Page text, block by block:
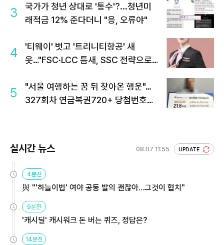
3
국가가 청년 상대로 '통수'?...청년미
래적금 12% 준다더니 "응, 오류야"
4
'티웨이' 벗고 '트리니티항공' 새
옷…"FSC·LCC 틈새, SSC 전략으로
5
"서울 여행하는 꿈 뒤 찾아온 행운"…
327회차 연금복권720+ 당첨번호조
실시간 뉴스 08.07 11:55 UPDATE
4분전
與 "'하늘이법' 여야 공동 발의 괜찮아…그것이 협치"
9분전
'캐시딜' 캐시워크 돈 버는 퀴즈, 정답은?
14분전